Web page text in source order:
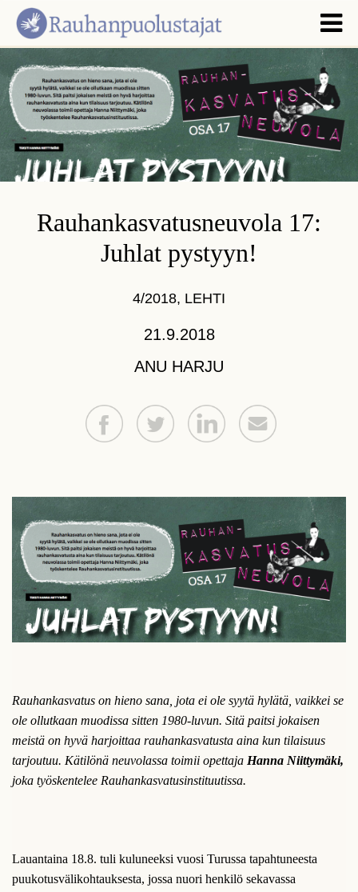
Rauhankasvatus­neuvola 17:
Juhlat pystyyn!
4/2018, LEHTI
21.9.2018
ANU HARJU
Rauhankasvatus on hieno sana, jota ei ole syytä hylätä, vaikkei se
ole ollutkaan muodissa sitten 1980-luvun. Sitä paitsi jokaisen
meistä on hyvä harjoittaa rauhankasvatusta aina kun tilaisuus
tarjoutuu. Kätilönä neuvolassa toimii opettaja Hanna Niittymäki,
joka työskentelee Rauhankasvatusinstituutissa.
Lauantaina 18.8. tuli kuluneeksi vuosi Turussa tapahtuneesta
puukotusvälikohtauksesta, jossa nuori henkilö sekavassa